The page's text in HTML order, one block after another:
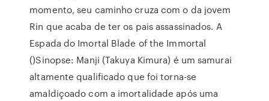
momento, seu caminho cruza com o da jovem
Rin que acaba de ter os pais assassinados. A
Espada do Imortal Blade of the Immortal
()Sinopse: Manji (Takuya Kimura) é um samurai
altamente qualificado que foi torna-se
amaldiçoado com a imortalidade após uma